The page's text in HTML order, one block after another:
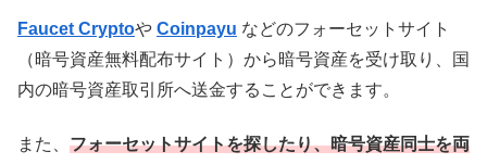
Faucet Cryptoや Coinpayu などのフォーセットサイト
（暗号資産無料配布サイト）から暗号資産を受け取り、国
内の暗号資産取引所へ送金することができます。
また、 フォーセットサイトを探したり、暗号資産同士を両